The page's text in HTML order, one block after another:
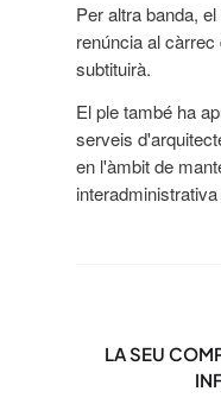
Per altra banda,
renúncia al
subtituirà.
El ple també ha
serveis
en l'àmbit de
LA SEU